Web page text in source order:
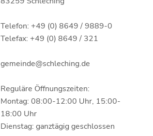
Telefon: +49 (0) 8649 / 9889-0
Telefax: +49 (0) 8649 / 321
gemeinde@schleching.de
Reguläre Öffnungszeiten:
Montag: 08:00-12:00 Uhr, 15:00-
18:00 Uhr
Dienstag: ganztägig geschlossen